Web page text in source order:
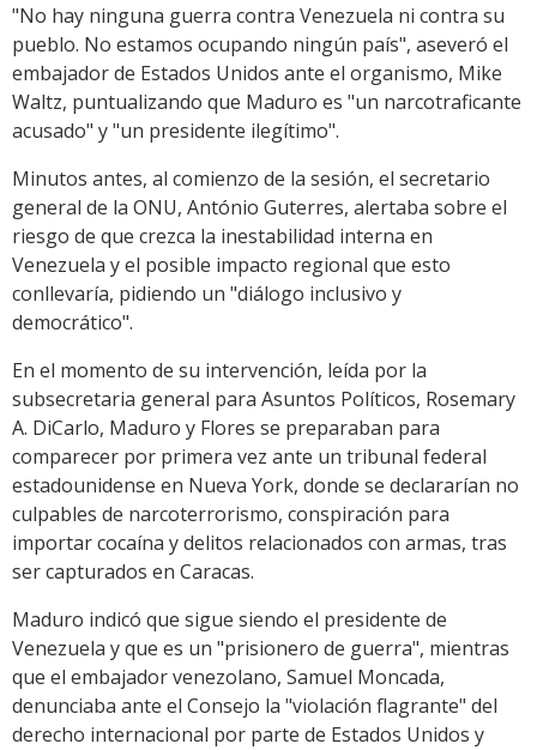
"No hay ninguna guerra contra Venezuela ni contra su
pueblo. No estamos ocupando ningún país", aseveró el
embajador de Estados Unidos ante el organismo, Mike
Waltz, puntualizando que Maduro es "un narcotraficante
acusado" y "un presidente ilegítimo".
Minutos antes, al comienzo de la sesión, el secretario
general de la ONU, António Guterres, alertaba sobre el
riesgo de que crezca la inestabilidad interna en
Venezuela y el posible impacto regional que esto
conllevaría, pidiendo un "diálogo inclusivo y
democrático".
En el momento de su intervención, leída por la
subsecretaria general para Asuntos Políticos, Rosemary
A. DiCarlo, Maduro y Flores se preparaban para
comparecer por primera vez ante un tribunal federal
estadounidense en Nueva York, donde se declararían no
culpables de narcoterrorismo, conspiración para
importar cocaína y delitos relacionados con armas, tras
ser capturados en Caracas.
Maduro indicó que sigue siendo el presidente de
Venezuela y que es un "prisionero de guerra", mientras
que el embajador venezolano, Samuel Moncada,
denunciaba ante el Consejo la "violación flagrante" del
derecho internacional por parte de Estados Unidos y